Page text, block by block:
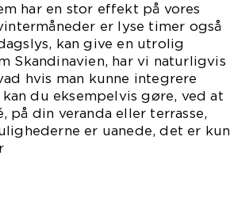
har en stor effekt på vores
er lyse timer også
kan give en utrolig
Skandinavien, har vi naturligvis
hvis man kunne integrere
du eksempelvis gøre, ved at
din veranda eller terrasse,
er uanede, det er kun